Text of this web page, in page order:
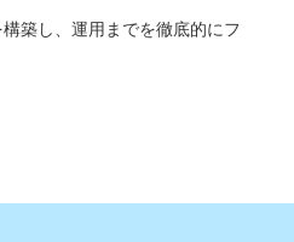
築し、運用までを徹底的にフ